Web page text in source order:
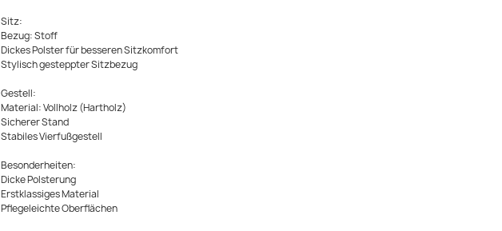
Sitz:
Bezug: Stoff
Dickes Polster für besseren Sitzkomfort
Stylisch gesteppter Sitzbezug
Gestell:
Material: Vollholz (Hartholz)
Sicherer Stand
Stabiles Vierfußgestell
Besonderheiten:
Dicke Polsterung
Erstklassiges Material
Pflegeleichte Oberflächen